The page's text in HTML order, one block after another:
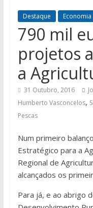
Destaque Economia
790 mil
projetos
a
31 Outubro, 2016
Humberto Vasconcelos,
Pescas
Num primeiro
Estratégico para a
Regional de
alcançados os
Para já, e ao abrigo